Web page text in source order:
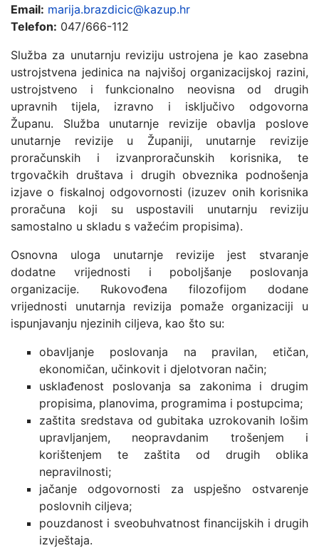
Email: marija.brazdicic@kazup.hr
Telefon: 047/666-112
Služba za unutarnju reviziju ustrojena je kao zasebna
ustrojstvena jedinica na najvišoj organizacijskoj razini,
ustrojstveno i funkcionalno neovisna od drugih
upravnih tijela, izravno i isključivo odgovorna
Županu. Služba unutarnje revizije obavlja poslove
unutarnje revizije u Županiji, unutarnje revizije
proračunskih i izvanproračunskih korisnika, te
trgovačkih društava i drugih obveznika podnošenja
izjave o fiskalnoj odgovornosti (izuzev onih korisnika
proračuna koji su uspostavili unutarnju reviziju
samostalno u skladu s važećim propisima).
Osnovna uloga unutarnje revizije jest stvaranje
dodatne vrijednosti i poboljšanje poslovanja
organizacije. Rukovođena filozofijom dodane
vrijednosti unutarnja revizija pomaže organizaciji u
ispunjavanju njezinih ciljeva, kao što su:
obavljanje poslovanja na pravilan, etičan,
ekonomičan, učinkovit i djelotvoran način;
usklađenost poslovanja sa zakonima i drugim
propisima, planovima, programima i postupcima;
zaštita sredstava od gubitaka uzrokovanih lošim
upravljanjem, neopravdanim trošenjem i
korištenjem te zaštita od drugih oblika
nepravilnosti;
jačanje odgovornosti za uspješno ostvarenje
poslovnih ciljeva;
pouzdanost i sveobuhvatnost financijskih i drugih
izvještaja.